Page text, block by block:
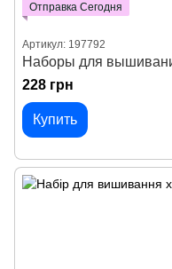
Отправка Сегодня
Артикул: 197792
Наборы для
228 грн
Купить